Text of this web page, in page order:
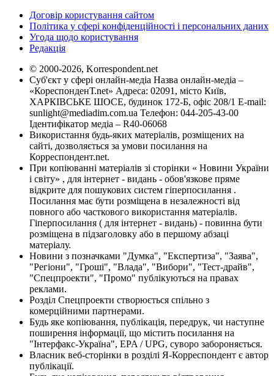
Договір користування сайтом
Політика у сфері конфіденційності і персональних даних
Угода щодо користування
Редакція
© 2000-2026, Korrespondent.net
Суб'єкт у сфері онлайн-медіа Назва онлайн-медіа –
«КореспонденТ.net» Адреса: 02091, місто Київ,
ХАРКІВСЬКЕ ШОСЕ, будинок 172-Б, офіс 208/1 E-mail:
sunlight@mediadim.com.ua Телефон: 044-205-43-00
Ідентифікатор медіа – R40-06068
Використання будь-яких матеріалів, розміщених на
сайті, дозволяється за умови посилання на
Корреспондент.net.
При копіюванні матеріалів зі сторінки « Новини України
і світу» , для інтернет - видань - обов'язкове пряме
відкрите для пошукових систем гіперпосилання .
Посилання має бути розміщена в незалежності від
повного або часткового використання матеріалів.
Гіперпосилання ( для інтернет - видань) - повинна бути
розміщена в підзаголовку або в першому абзаці
матеріалу.
Новини з позначками "Думка", "Експертиза", "Заява",
"Регіони", "Гроші", "Влада", "Вибори", "Тест-драйв",
"Спецпроекти", "Промо" публікуються на правах
реклами.
Розділ Спецпроекти створюється спільно з
комерційними партнерами.
Будь яке копіювання, публікація, передрук, чи наступне
поширення інформації, що містить посилання на
"Інтерфакс-Україна", EPA / UPG, суворо забороняється.
Власник веб-сторінки в розділі Я-Корреспондент є автор
публікації.